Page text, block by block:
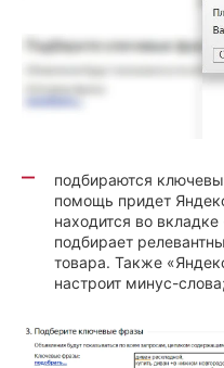
подбираются
помощь придет
находится во
подбирает
товара. Также
настроит минус-слова;